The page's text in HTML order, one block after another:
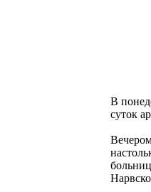
В
суток